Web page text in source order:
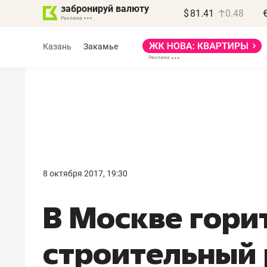
забронируй валюту $ 81.41 0.48
Казань Закамье
8 октября 2017, 19:30
В Москвеправил, бизнес может
потерять минимум